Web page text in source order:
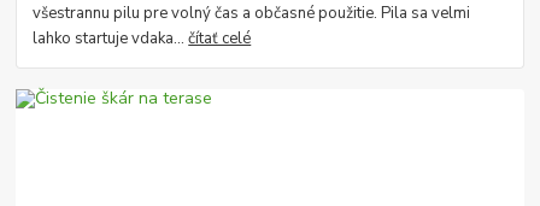
všestrannu pilu pre volný čas a občasné použitie. Pila sa velmi
lahko startuje vdaka...čítať celé